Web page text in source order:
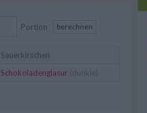
Portion berechnen
Sauerkirschen
Schokoladenglasur (dunkle)